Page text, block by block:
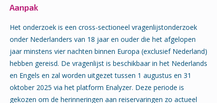
Aanpak
Het onderzoek is een cross-sectioneel vragenlijstonderzoek
onder Nederlanders van 18 jaar en ouder die het afgelopen
jaar minstens vier nachten binnen Europa (exclusief Nederland)
hebben gereisd. De vragenlijst is beschikbaar in het Nederlands
en Engels en zal worden uitgezet tussen 1 augustus en 31
oktober 2025 via het platform Enalyzer. Deze periode is
gekozen om de herinneringen aan reiservaringen zo actueel